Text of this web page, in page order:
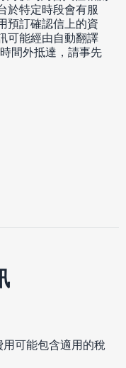
於特定時段會有服
預訂確認信上的資
可能經由自動翻譯
間外抵達，請事先
可能包含適用的稅